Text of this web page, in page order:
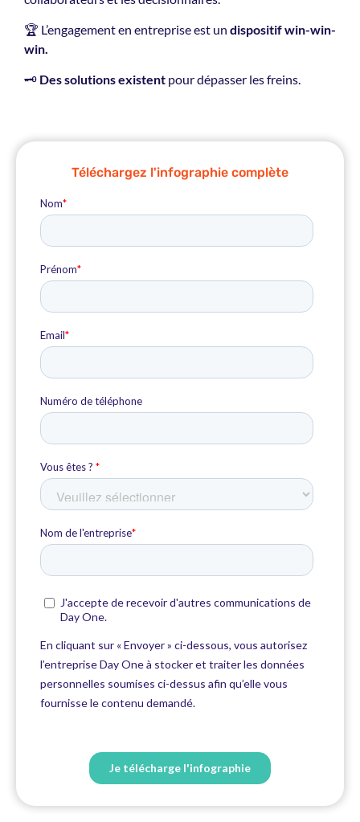
🏆 L’engagement en entreprise est un dispositif win-win-
win.
🗝️ Des solutions existent pour dépasser les freins.
Téléchargez l'infographie complète